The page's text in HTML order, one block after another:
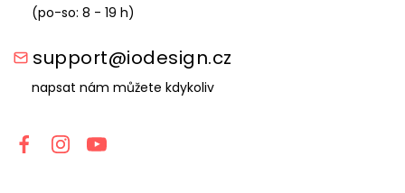
(po-so: 8 - 19 h)
support@iodesign.cz
napsat nám můžete kdykoliv